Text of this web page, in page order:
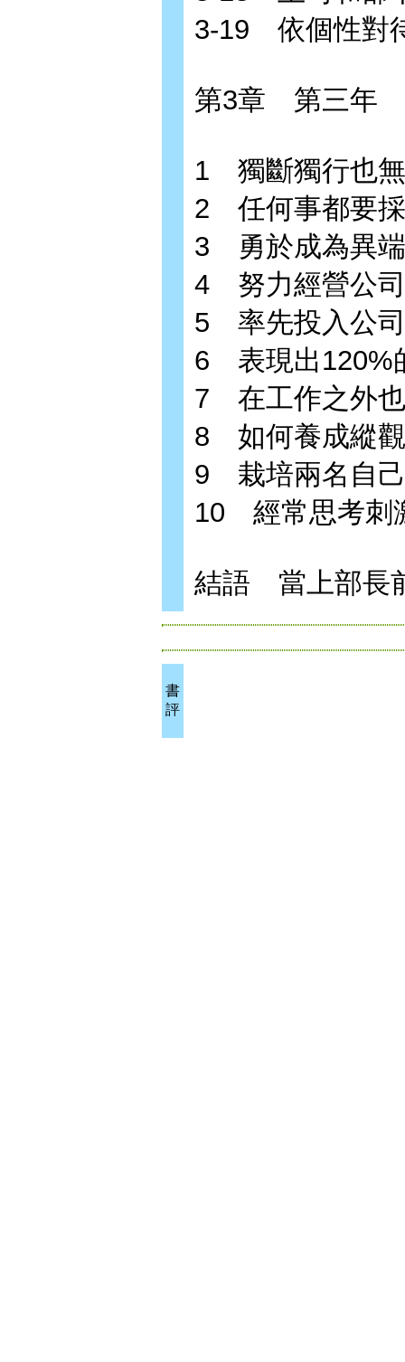
3-19 依個性對
第3章 第三年
1 獨斷獨行也
2 任何事都要
3 勇於成為異
4 努力經營公
5 率先投入公
6 表現出120%
7 在工作之外
8 如何養成縱
9 栽培兩名自
10 經常思考刺
結語 當上部長
書
評